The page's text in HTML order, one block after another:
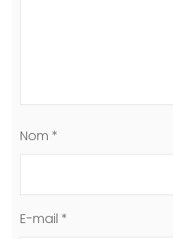
Nom *
E-mail *